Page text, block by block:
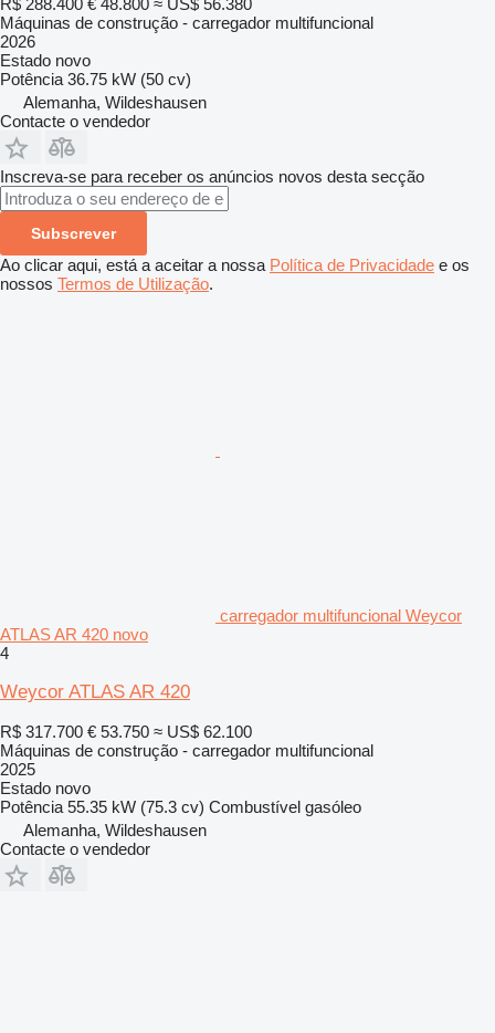
R$ 288.400 € 48.800 ≈ US$ 56.380
Máquinas de construção - carregador multifuncional
2026
Estado novo
Potência 36.75 kW (50 cv)
Alemanha, Wildeshausen
Contacte o vendedor
Inscreva-se para receber os anúncios novos desta secção
Subscrever
Ao clicar aqui, está a aceitar a nossa Política de Privacidade e os
nossos Termos de Utilização.
carregador multifuncional Weycor
ATLAS AR 420 novo
4
Weycor ATLAS AR 420
R$ 317.700 € 53.750 ≈ US$ 62.100
Máquinas de construção - carregador multifuncional
2025
Estado novo
Potência 55.35 kW (75.3 cv) Combustível gasóleo
Alemanha, Wildeshausen
Contacte o vendedor